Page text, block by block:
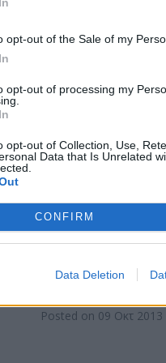
opt-out of the Sale of my
opt-out of processing my
opt-out of Collection, Use,
Data that Is Unrelated
CONFIRM
Data Deletion
Έρευνα της
έχουν
από μία
Με το περιεχόμενο
και άλλων cloud
καταναλωτές θα
σε όλα αυτά, μέσα
να το κάνουν.
Posted on 09 Οκτ 2013